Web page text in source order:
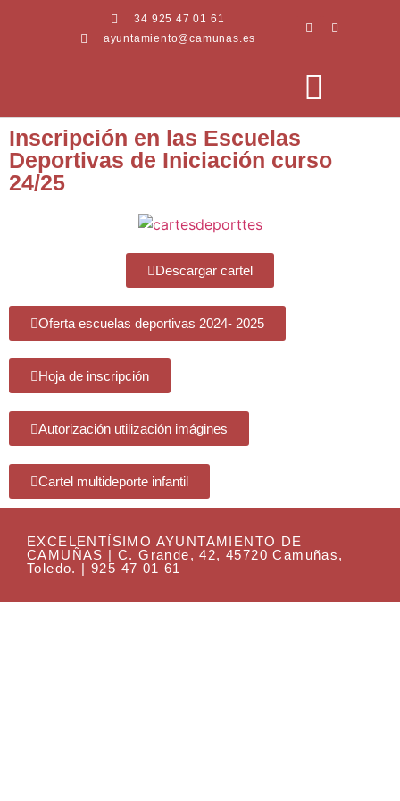
34 925 47 01 61
ayuntamiento@camunas.es
Inscripción en las Escuelas
Deportivas de Iniciación curso
24/25
Descargar cartel
Oferta escuelas deportivas 2024- 2025
Hoja de inscripción
Autorización utilización imágines
Cartel multideporte infantil
EXCELENTÍSIMO AYUNTAMIENTO DE
CAMUÑAS | C. Grande, 42, 45720 Camuñas,
Toledo. | 925 47 01 61